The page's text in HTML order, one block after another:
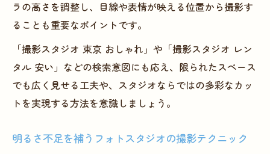
ラの高さを調整し、目線や表情が映える位置から撮影す
ることも重要なポイントです。
「撮影スタジオ 東京 おしゃれ」や「撮影スタジオ レン
タル 安い」などの検索意図にも応え、限られたスペース
でも広く見せる工夫や、スタジオならではの多彩なカッ
トを実現する方法を意識しましょう。
明るさ不足を補うフォトスタジオの撮影テクニック